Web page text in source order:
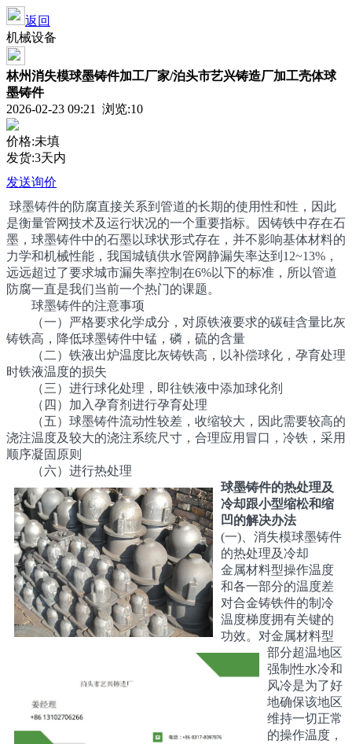
返回
机械设备
林州消失模球墨铸件加工厂家/泊头市艺兴铸造厂加工壳体球
墨铸件
2026-02-23 09:21 浏览:10
价格:未填
发货:3天内
发送询价
球墨铸件的防腐直接关系到管道的长期的使用性和性，因此
是衡量管网技术及运行状况的一个重要指标。因铸铁中存在石
墨，球墨铸件中的石墨以球状形式存在，并不影响基体材料的
力学和机械性能，我国城镇供水管网静漏失率达到12~13%，
远远超过了要求城市漏失率控制在6%以下的标准，所以管道
防腐一直是我们当前一个热门的课题。
球墨铸件的注意事项
（一）严格要求化学成分，对原铁液要求的碳硅含量比灰
铸铁高，降低球墨铸件中锰，磷，硫的含量
（二）铁液出炉温度比灰铸铁高，以补偿球化，孕育处理
时铁液温度的损失
（三）进行球化处理，即往铁液中添加球化剂
（四）加入孕育剂进行孕育处理
（五）球墨铸件流动性较差，收缩较大，因此需要较高的
浇注温度及较大的浇注系统尺寸，合理应用冒口，冷铁，采用
顺序凝固原则
（六）进行热处理
球墨铸件的热处理及
冷却跟小型缩松和缩
凹的解决办法
(一)、消失模球墨铸件
的热处理及冷却
金属材料型操作温度
和各一部分的温度差
对合金铸铁件的制冷
温度梯度拥有关键的
功效。对金属材料型
部分超温地区
强制性水冷和
风冷是为了好
地确保该地区
维持一切正常
的操作温度，